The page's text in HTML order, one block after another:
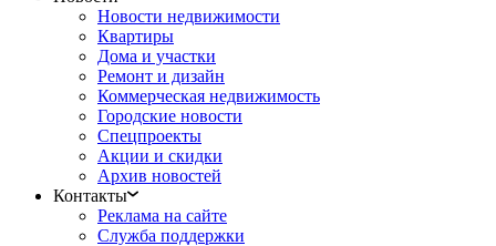
Новости недвижимости
Квартиры
Дома и участки
Ремонт и дизайн
Коммерческая недвижимость
Городские новости
Спецпроекты
Акции и скидки
Архив новостей
Контакты
Реклама на сайте
Служба поддержки